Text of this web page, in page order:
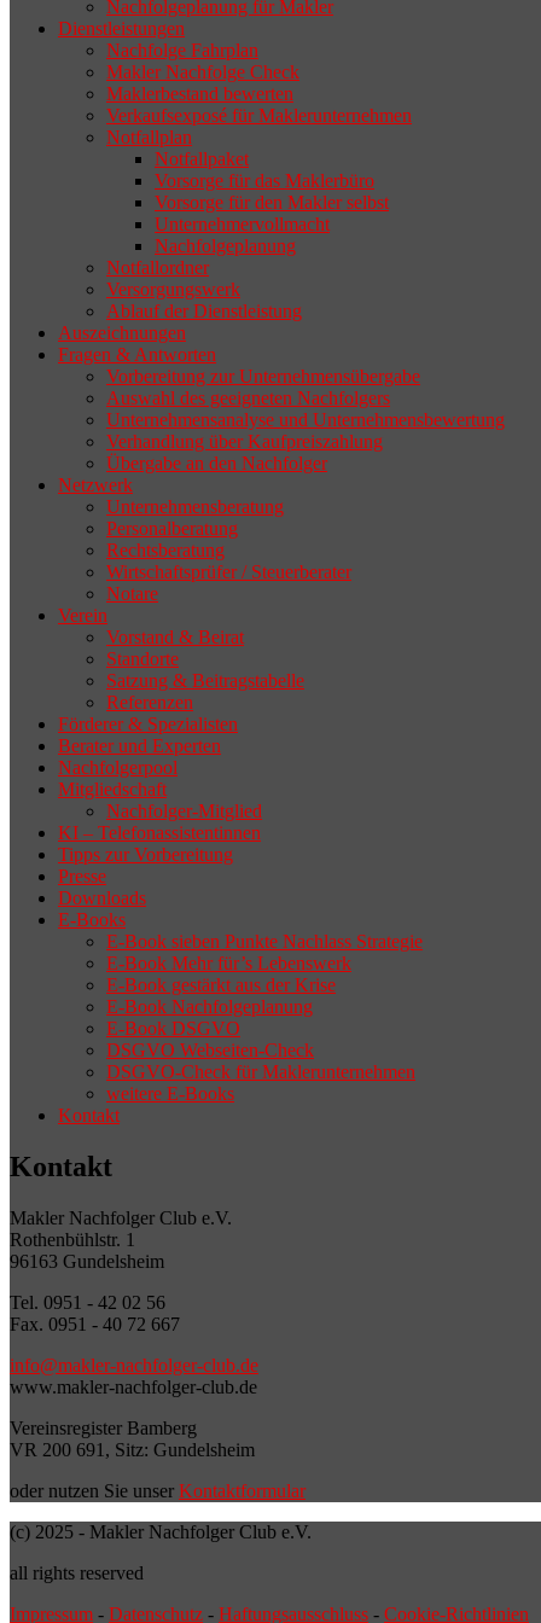
geeigneten Nachfolger findet, droht nicht
selten die Geschäftsaufgabe.
Nachfolgeplanung für Makler
Dienstleistungen
Nachfolge Fahrplan
Makler Nachfolge Check
Maklerbestand bewerten
Verkaufsexposé für Maklerunternehmen
Notfallplan
Notfallpaket
Vorsorge für das Maklerbüro
Vorsorge für den Makler selbst
Unternehmervollmacht
Nachfolgeplanung
Notfallordner
Versorgungswerk
Ablauf der Dienstleistung
Auszeichnungen
Fragen & Antworten
Vorbereitung zur Unternehmensübergabe
Auswahl des geeigneten Nachfolgers
Unternehmensanalyse und Unternehmensbewertung
Verhandlung über Kaufpreiszahlung
Übergabe an den Nachfolger
Netzwerk
Unternehmensberatung
Personalberatung
Rechtsberatung
Wirtschaftsprüfer / Steuerberater
Notare
Verein
Vorstand & Beirat
Standorte
Satzung & Beitragstabelle
Referenzen
Förderer & Spezialisten
Berater und Experten
Nachfolgerpool
Mitgliedschaft
Nachfolger-Mitglied
KI – Telefonassistentinnen
Tipps zur Vorbereitung
Presse
Downloads
E-Books
E-Book sieben Punkte Nachlass Strategie
E-Book Mehr für’s Lebenswerk
E-Book gestärkt aus der Krise
E-Book Nachfolgeplanung
E-Book DSGVO
DSGVO Webseiten-Check
DSGVO-Check für Maklerunternehmen
weitere E-Books
Kontakt
Kontakt
Makler Nachfolger Club e.V.
Rothenbühlstr. 1
96163 Gundelsheim
Tel. 0951 - 42 02 56
Fax. 0951 - 40 72 667
info@makler-nachfolger-club.de
www.makler-nachfolger-club.de
Vereinsregister Bamberg
VR 200 691, Sitz: Gundelsheim
oder nutzen Sie unser Kontaktformular
(c) 2025 - Makler Nachfolger Club e.V.
all rights reserved
Impressum - Datenschutz - Haftungsausschluss - Cookie-Richtlinien